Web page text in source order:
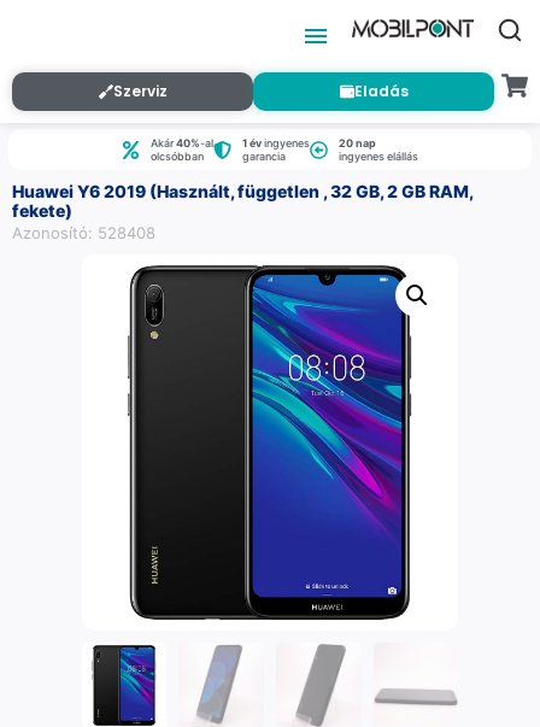
Szerviz Eladás
Akár40%-al
olcsóbban
1 évingyenes
garancia
20 nap
ingyenes elállás
Huawei Y6 2019 (Használt, független , 32 GB, 2 GB RAM,
fekete)
Azonosító: 528408